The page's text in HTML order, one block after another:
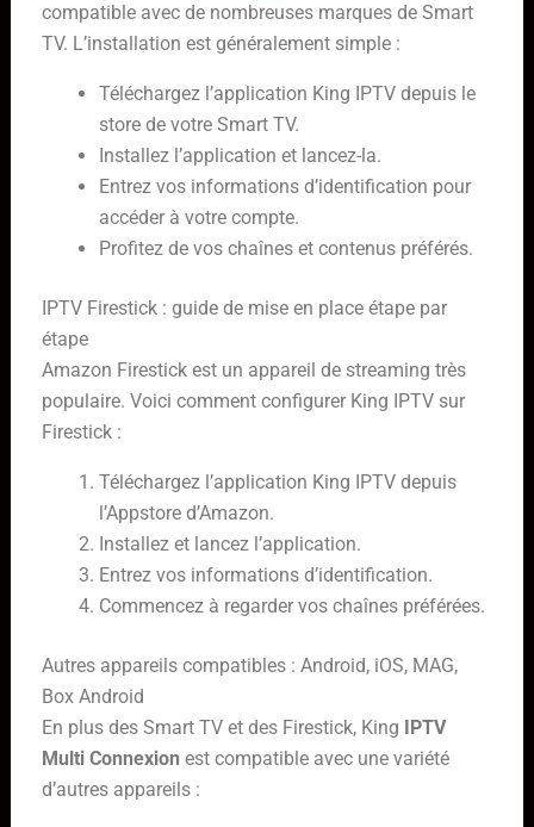
compatible avec de nombreuses marques de Smart
TV. L’installation est généralement simple :
Téléchargez l’application King IPTV depuis le
store de votre Smart TV.
Installez l’application et lancez-la.
Entrez vos informations d’identification pour
accéder à votre compte.
Profitez de vos chaînes et contenus préférés.
IPTV Firestick : guide de mise en place étape par
étape
Amazon Firestick est un appareil de streaming très
populaire. Voici comment configurer King IPTV sur
Firestick :
Téléchargez l’application King IPTV depuis
l’Appstore d’Amazon.
Installez et lancez l’application.
Entrez vos informations d’identification.
Commencez à regarder vos chaînes préférées.
Autres appareils compatibles : Android, iOS, MAG,
Box Android
En plus des Smart TV et des Firestick, King
IPTV
Multi Connexion est compatible avec une variété
d’autres appareils :